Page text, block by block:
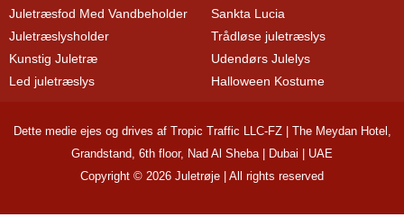
Juletræsfod Med Vandbeholder
Juletræslysholder
Kunstig Juletræ
Led juletræslys
Sankta Lucia
Trådløse juletræslys
Udendørs Julelys
Halloween Kostume
Dette medie ejes og drives af Tropic Traffic LLC-FZ | The Meydan Hotel,
Grandstand, 6th floor, Nad Al Sheba | Dubai | UAE
Copyright © 2026 Juletrøje | All rights reserved